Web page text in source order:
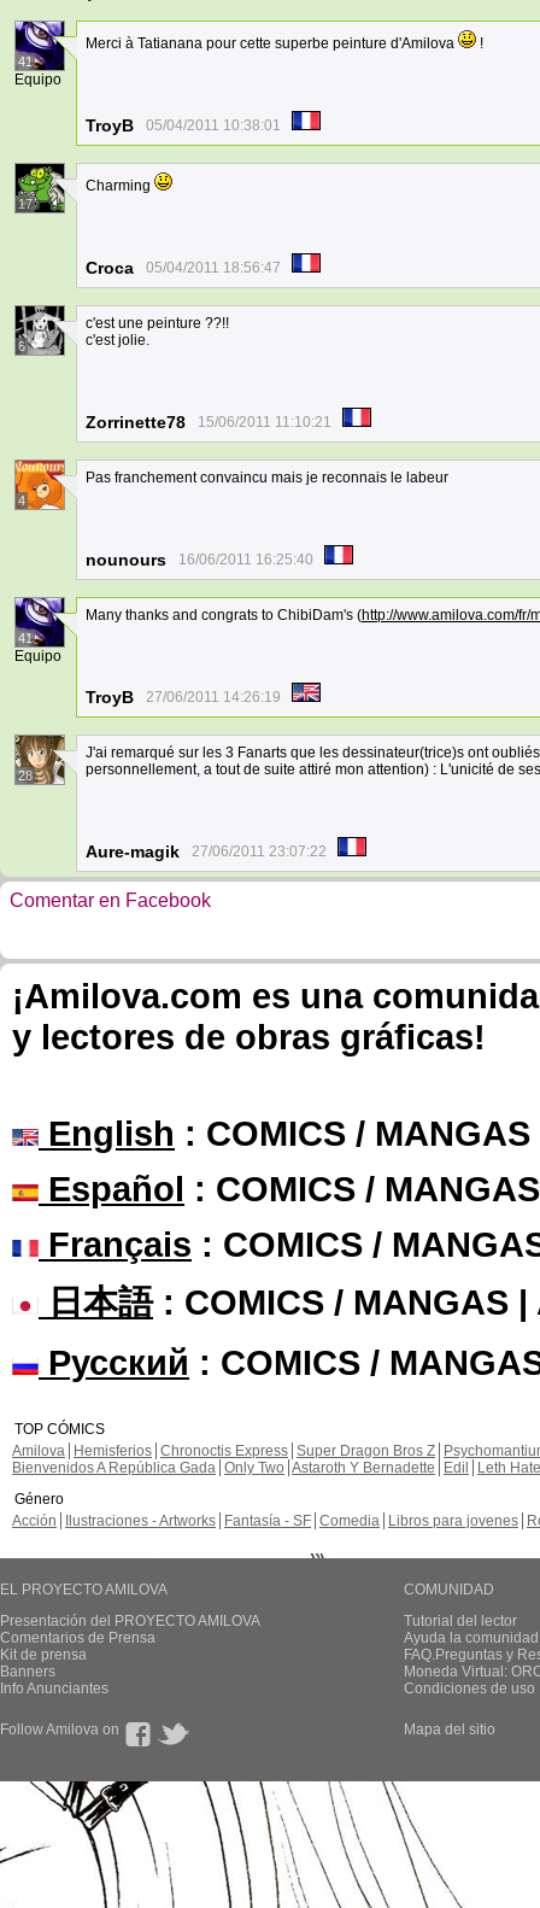
41
Equipo
Merci à Tatianana pour cette superbe peinture d'Amilova !
TroyB 05/04/2011 10:38:01
17
Charming
Croca 05/04/2011 18:56:47
6
c'est une peinture ??!!
c'est jolie.
Zorrinette78 15/06/2011 11:10:21
4
Pas franchement convaincu mais je reconnais le labeur
nounours 16/06/2011 16:25:40
41
Equipo
Many thanks and congrats to ChibiDam's (http://www.amilova.com/
TroyB 27/06/2011 14:26:19
28
J'ai remarqué sur les 3 Fanarts que les dessinateur(trice)s ont
personnellement, a tout de suite attiré mon attention) : L'unicité de
Aure-magik 27/06/2011 23:07:22
Comentar en Facebook
¡Amilova.com es una
y lectores de obras gráficas!
English : COMICS /
Español : COMICS /
Français : COMICS /
日本語: COMICS / MANGAS |
Русский : COMICS /
TOP CÓMICS
Amilova
Hemisferios Chronoctis Express Super Dragon Bros Z
Bienvenidos A República Gada Only Two Astaroth Y Bernadette Edil
Leth Hate
Género
Acción
Ilustraciones - Artworks Fantasía - SF Comedia Libros para jovenes
EL PROYECTO AMILOVA
Presentación del PROYECTO AMILOVA
Comentarios de Prensa
Kit de prensa
Banners
Info Anunciantes
COMUNIDAD
Tutorial del lector
Ayuda la
FAQ.Preguntas y
Moneda Virtual:
Condiciones de uso
Follow Amilova on Mapa del sitio